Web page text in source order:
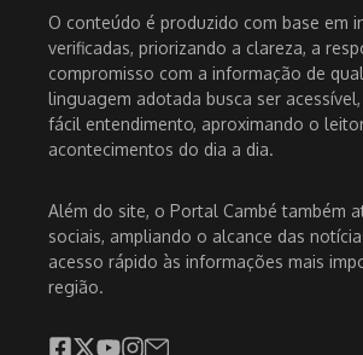
O conteúdo é produzido com base em
verificadas, priorizando a clareza, a
compromisso com a informação de
linguagem adotada busca ser
fácil entendimento, aproximando o
acontecimentos do dia a dia.
Além do site, o Portal Cambé também
sociais, ampliando o alcance das
acesso rápido às informações mais
região.